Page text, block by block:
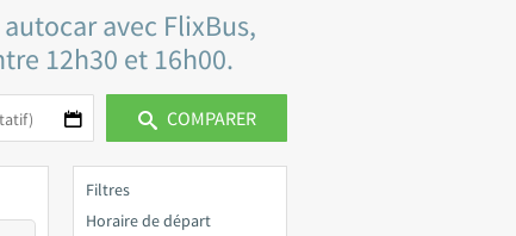
avec FlixBus,
12h30 et 16h00.
COMPARER
Filtres
Horaire de départ